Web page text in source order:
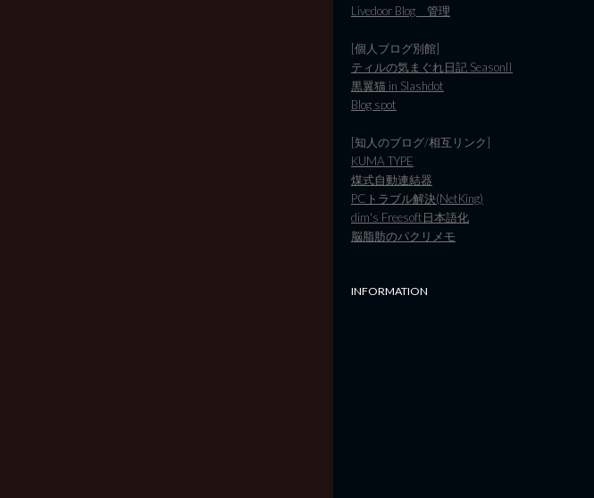
Livedoor Blog 管理
[個人ブログ別館]
ティルの気まぐれ日記 SeasonII
黒翼猫 in Slashdot
Blog spot
[知人のブログ/相互リンク]
KUMA TYPE
煤式自動連結器
PCトラブル解決(NetKing)
dim's Freesoft日本語化
脳脂肪のパクリメモ
INFORMATION